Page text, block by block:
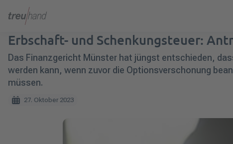
Erbschaft- und Schenkungsteuer:
Das Finanzgericht Münster hat jüngst entschieden,
werden kann, wenn zuvor die Optionsverschonung
müssen.
27. Oktober 2023